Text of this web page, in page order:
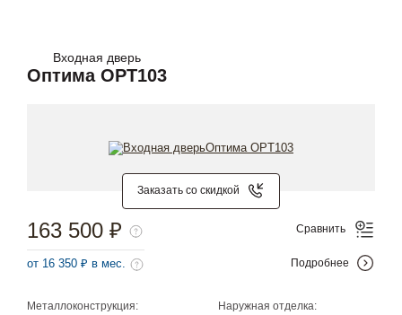
Входная дверь
Оптима OPT103
Заказать со скидкой
Металлоконструкция:
Наружная отделка:
163 500 ₽
от 16 350 ₽ в мес.
Сравнить
Подробнее